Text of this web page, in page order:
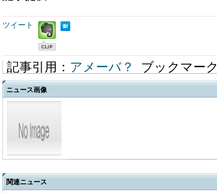
ツイート
記事引用： アメーバ？ ブックマー
ニュース画像
関連ニュース